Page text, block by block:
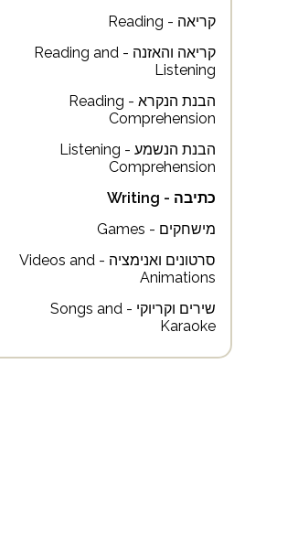
קריאה - Reading
קריאה והאזנה - Reading and
Listening
הבנת הנקרא - Reading
Comprehension
הבנת הנשמע - Listening
Comprehension
כתיבה - Writing
מישחקים - Games
סרטונים ואנימציה - Videos and
Animations
שירים וקריוקי - Songs and
Karaoke